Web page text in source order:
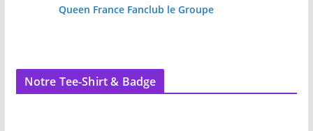
Queen France Fanclub le Groupe
Notre Tee-Shirt & Badge